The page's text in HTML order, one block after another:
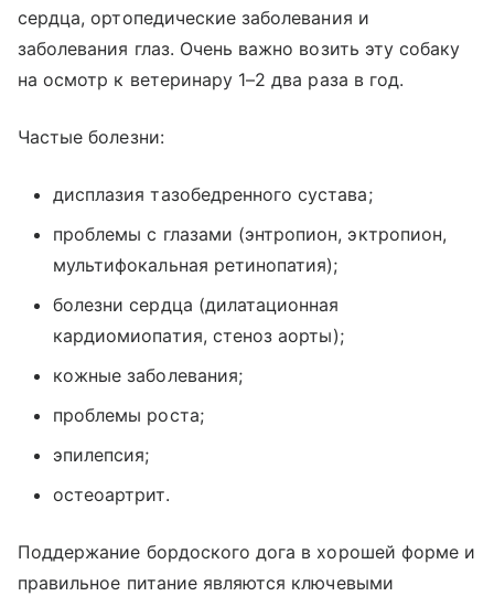
сердца, ортопедические заболевания и
заболевания глаз. Очень важно возить эту собаку
на осмотр к ветеринару 1–2 два раза в год.
Частые болезни:
дисплазия тазобедренного сустава;
проблемы с глазами (энтропион, эктропион,
мультифокальная ретинопатия);
болезни сердца (дилатационная
кардиомиопатия, стеноз аорты);
кожные заболевания;
проблемы роста;
эпилепсия;
остеоартрит.
Поддержание бордоского дога в хорошей форме и
правильное питание являются ключевыми